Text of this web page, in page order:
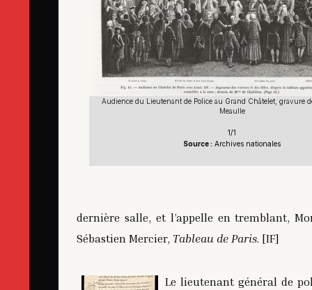
Audience du Lieutenant de Police au Grand Châtelet, gravure
Meaulle
1/1
Source : Archives nationales
dernière salle, et l’appelle en tremblant,
Sébastien Mercier, Tableau de Paris. [IF]
Le lieutenant général de